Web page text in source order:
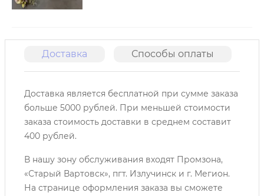
Доставка Способы оплаты
Доставка является бесплатной при сумме заказа
больше 5000 рублей. При меньшей стоимости
заказа стоимость доставки в среднем составит
400 рублей.
В нашу зону обслуживания входят Промзона,
«Старый Вартовск», пгт. Излучинск и г. Мегион.
На странице оформления заказа вы сможете